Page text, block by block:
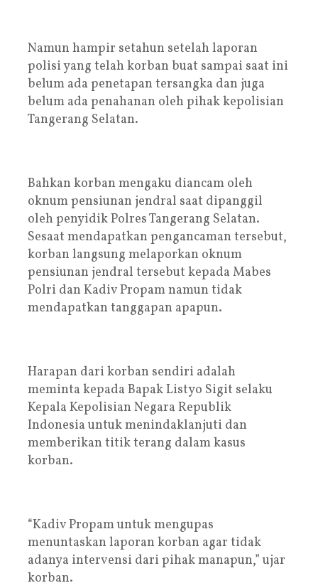
Namun hampir setahun setelah laporan
polisi yang telah korban buat sampai saat ini
belum ada penetapan tersangka dan juga
belum ada penahanan oleh pihak kepolisian
Tangerang Selatan.
Bahkan korban mengaku diancam oleh
oknum pensiunan jendral saat dipanggil
oleh penyidik Polres Tangerang Selatan.
Sesaat mendapatkan pengancaman tersebut,
korban langsung melaporkan oknum
pensiunan jendral tersebut kepada Mabes
Polri dan Kadiv Propam namun tidak
mendapatkan tanggapan apapun.
Harapan dari korban sendiri adalah
meminta kepada Bapak Listyo Sigit selaku
Kepala Kepolisian Negara Republik
Indonesia untuk menindaklanjuti dan
memberikan titik terang dalam kasus
korban.
“Kadiv Propam untuk mengupas
menuntaskan laporan korban agar tidak
adanya intervensi dari pihak manapun,” ujar
korban.